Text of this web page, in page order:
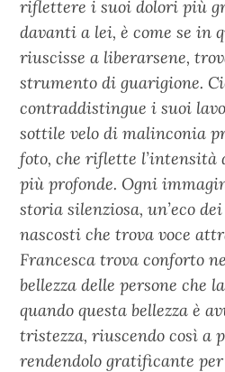
riflettere i suoi dolori più
davanti a lei, è come se in
riuscisse a liberarsene,
strumento di guarigione.
contraddistingue i suoi
sottile velo di malinconia
foto, che riflette l’intensità
più profonde. Ogni
storia silenziosa, un’eco
nascosti che trova voce
Francesca trova conforto
bellezza delle persone che
quando questa bellezza è
tristezza, riuscendo così a
rendendolo gratificante per